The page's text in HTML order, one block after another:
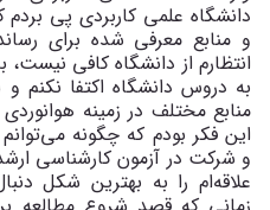
دانشگاه علمی کاربردی پی
و منابع معرفی شده برای
انتظارم از دانشگاه کافی
به دروس دانشگاه اکتفا نکنم
منابع مختلف در زمینه
این فکر بودم که چگونه
و شرکت در آزمون کارشناسی